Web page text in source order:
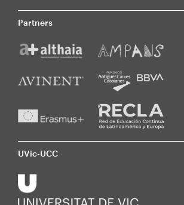
Partners
UVic-UCC